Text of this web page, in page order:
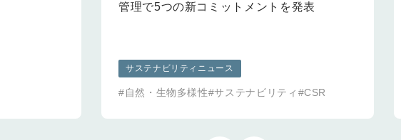
管理で5つの新コミットメントを発表
サステナビリティニュース
#自然・生物多様性#サステナビリティ #CSR